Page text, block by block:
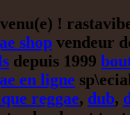
!
shop vendeur
depuis 1999
en ligne
reggae, dub,